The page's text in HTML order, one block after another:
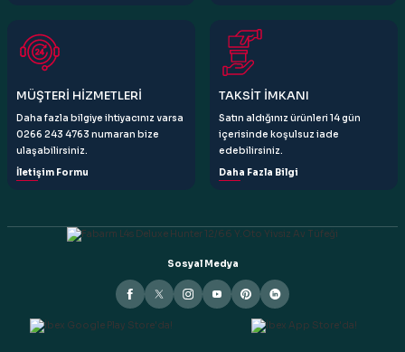
Gönder
MÜŞTERİ HİZMETLERİ
Daha fazla bilgiye ihtiyacınız varsa
0266 243 4763 numaran bize
ulaşabilirsiniz.
İletişim Formu
TAKSİT İMKANI
Satın aldığınız ürünleri 14 gün
içerisinde koşulsuz iade
edebilirsiniz.
Daha Fazla Bilgi
Sosyal Medya